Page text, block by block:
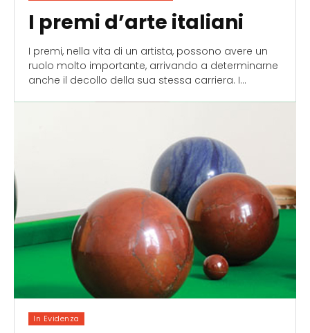
I premi d’arte italiani
I premi, nella vita di un artista, possono avere un
ruolo molto importante, arrivando a determinarne
anche il decollo della sua stessa carriera. I...
In Evidenza